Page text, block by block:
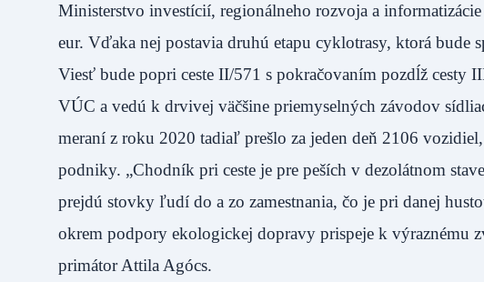
Ministerstvo investícií, regionálneho rozvoja a
eur. Vďaka nej postavia druhú etapu cyklotrasy, ktorá bude
Viesť bude popri ceste II/571 s pokračovaním pozdĺž cesty
VÚC a vedú k drvivej väčšine priemyselných závodov
meraní z roku 2020 tadiaľ prešlo za jeden deň 2106
podniky. „Chodník pri ceste je pre peších v dezolátnom
prejdú stovky ľudí do a zo zamestnania, čo je pri danej
okrem podpory ekologickej dopravy prispeje k výraznému
primátor Attila Agócs.